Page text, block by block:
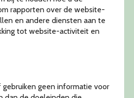
rapporten over de website-
en andere diensten aan te
tot website-activiteit en
geen informatie voor